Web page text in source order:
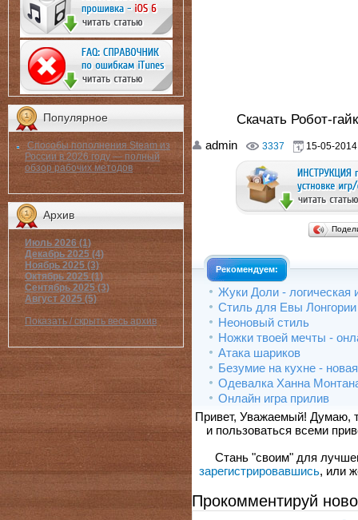
Популярное
Способы пополнения Steam из
России в 2026 году — полный
обзор рабочих методов
Архив
Июль 2026 (1)
Декабрь 2025 (4)
Ноябрь 2025 (3)
Октябрь 2025 (1)
Сентябрь 2025 (3)
Август 2025 (5)
Показать / скрыть весь архив
Скачать Робот-
admin 3337 15-05-
Рекомендуем:
Жуки Доли - логическая
Стиль для Евы Лонгории
Неоновый стиль
Ножки твоей мечты -
Атака шариков
Безумие на кухне -
Одевалка Ханна
Онлайн игра прилив
Привет, Уважаемый! Думаю,
и пользоваться всеми
Стань "своим" для
зарегистрировавшись, или
Прокомментируй